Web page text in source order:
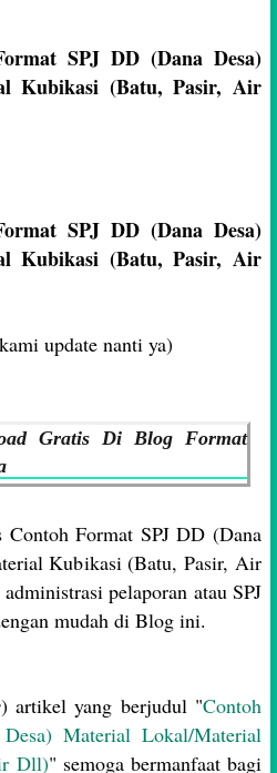
SPJ DD (Dana Desa)
Kubikasi (Batu, Pasir, Air
SPJ DD (Dana Desa)
Kubikasi (Batu, Pasir, Air
update nanti ya)
Gratis Di Blog Format
Format SPJ DD (Dana
Kubikasi (Batu, Pasir, Air
pelaporan atau SPJ
mudah di Blog ini.
) artikel yang berjudul "Contoh
Material Lokal/Material
Dll)" semoga bermanfaat bagi